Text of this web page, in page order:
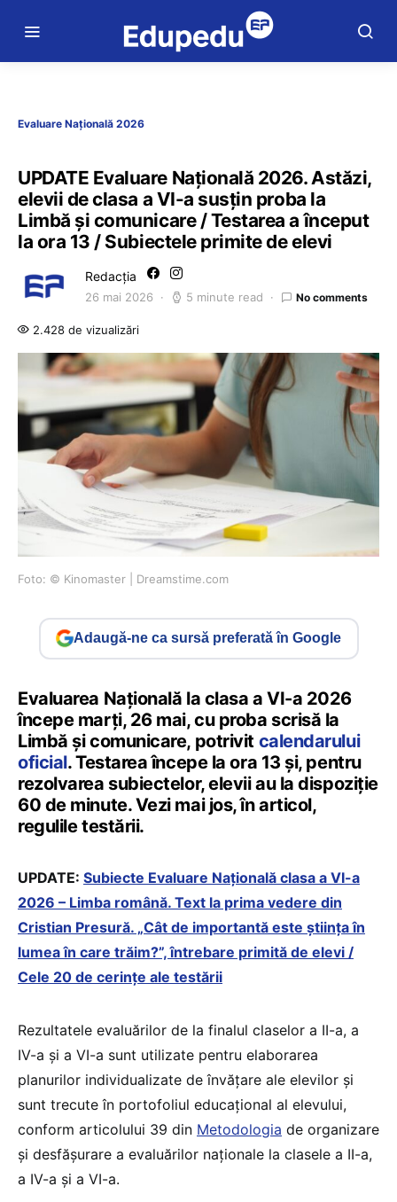
Evaluare Națională 2026
UPDATE Evaluare Națională 2026. Astăzi,
elevii de clasa a VI-a susțin proba la
Limbă și comunicare / Testarea a început
la ora 13 / Subiectele primite de elevi
Redacția
26 mai 2026 5 minute read No comments
2.428 de vizualizări
Foto: © Kinomaster | Dreamstime.com
Adaugă-ne ca sursă preferată în Google
Evaluarea Națională la clasa a VI-a 2026
începe marți, 26 mai, cu proba scrisă la
Limbă și comunicare, potrivit calendarului
oficial. Testarea începe la ora 13 și, pentru
rezolvarea subiectelor, elevii au la dispoziție
60 de minute. Vezi mai jos, în articol,
regulile testării.
UPDATE: Subiecte Evaluare Națională clasa a VI-a
2026 – Limba română. Text la prima vedere din
Cristian Presură. „Cât de importantă este știința în
lumea în care trăim?”, întrebare primită de elevi /
Cele 20 de cerințe ale testării
Rezultatele evaluărilor de la finalul claselor a II-a, a
IV-a și a VI-a sunt utilizate pentru elaborarea
planurilor individualizate de învățare ale elevilor și
sunt trecute în portofoliul educațional al elevului,
conform articolului 39 din Metodologia de organizare
și desfășurare a evaluărilor naționale la clasele a II-a,
a IV-a și a VI-a.